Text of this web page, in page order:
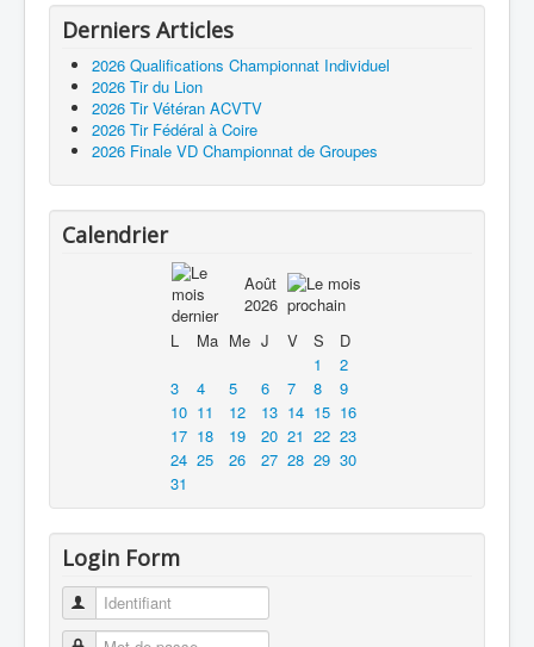
Derniers Articles
2026 Qualifications Championnat Individuel
2026 Tir du Lion
2026 Tir Vétéran ACVTV
2026 Tir Fédéral à Coire
2026 Finale VD Championnat de Groupes
Calendrier
Août
2026
L
Ma Me J V S
D
1
2
3
4 5 6 7 8
9
10 11 12 13 14 15 16
17 18 19 20 21 22 23
24 25 26 27 28 29 30
31
Login Form
Identifiant